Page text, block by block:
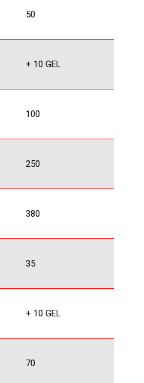
50
+ 10 GEL
100
250
380
35
+ 10 GEL
70